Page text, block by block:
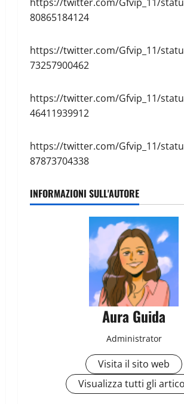
80865184124
https://twitter.com/Gfvip_11/
73257900462
https://twitter.com/Gfvip_11/
46411939912
https://twitter.com/Gfvip_11/
87873704338
INFORMAZIONI SULL'AUTORE
Aura Guida
Administrator
Visita il sito web
Visualizza tutti gli